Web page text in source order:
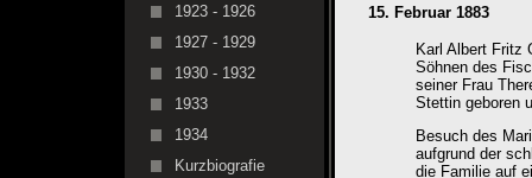
1923 - 1926
1927 - 1929
1930 - 1932
1933
1934
Kurzbiografie
15. Februar 1883
Karl Albert Fritz
Söhnen des
seiner Frau
Stettin geboren
Besuch des
aufgrund der
die Familie auf